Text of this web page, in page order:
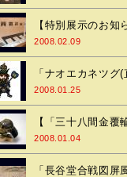
【特別展示のお知
2008.02.09
「ナオエカネツ
2008.01.25
【「三十八間金
2008.01.04
「長谷堂合戦図